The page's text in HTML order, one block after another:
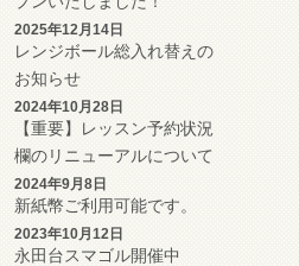
2025年12月14日
レンジボール総入れ替えの
お知らせ
2024年10月28日
【重要】レッスン予約状況
欄のリニューアルについて
2024年9月8日
新紙幣ご利用可能です。
2023年10月12日
永田台スマゴル開催中